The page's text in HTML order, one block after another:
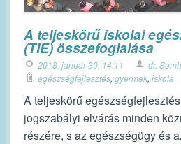
A teljeskörű iskolai
(TIE) összefoglalása
2018. január 30. 14:11 dr.
egészségfejlesztés, gyermek, iskola
A teljeskörű
jogszabályi elvárás minden
részére, s az egészségügy és